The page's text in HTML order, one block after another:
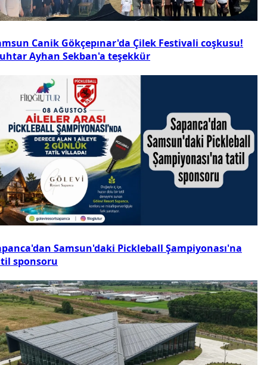
Canik Gökçepınar'da Çilek Festivali coşkusu!
Ayhan Sekban'a teşekkür
Samsun'daki Pickleball Şampiyonası'na
sponsoru